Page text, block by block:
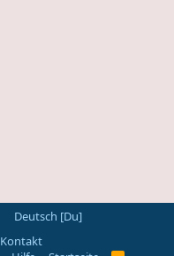
Deutsch [Du]
Kontakt